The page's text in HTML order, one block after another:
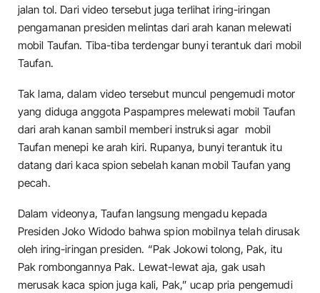
jalan tol. Dari video tersebut juga terlihat iring-iringan
pengamanan presiden melintas dari arah kanan melewati
mobil Taufan. Tiba-tiba terdengar bunyi terantuk dari mobil
Taufan.
Tak lama, dalam video tersebut muncul pengemudi motor
yang diduga anggota Paspampres melewati mobil Taufan
dari arah kanan sambil memberi instruksi agar mobil
Taufan menepi ke arah kiri. Rupanya, bunyi terantuk itu
datang dari kaca spion sebelah kanan mobil Taufan yang
pecah.
Dalam videonya, Taufan langsung mengadu kepada
Presiden Joko Widodo bahwa spion mobilnya telah dirusak
oleh iring-iringan presiden. “Pak Jokowi tolong, Pak, itu
Pak rombongannya Pak. Lewat-lewat aja, gak usah
merusak kaca spion juga kali, Pak,” ucap pria pengemudi